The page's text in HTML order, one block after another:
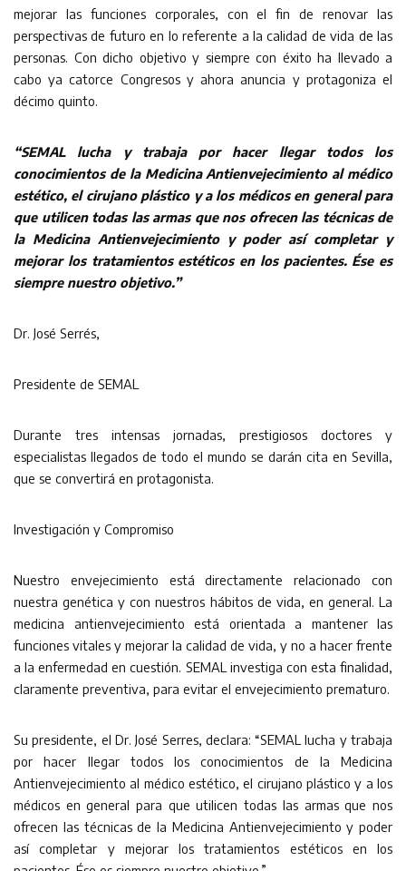
mejorar las funciones corporales, con el fin de renovar las
perspectivas de futuro en lo referente a la calidad de vida de las
personas. Con dicho objetivo y siempre con éxito ha llevado a
cabo ya catorce Congresos y ahora anuncia y protagoniza el
décimo quinto.
“SEMAL lucha y trabaja por hacer llegar todos los
conocimientos de la Medicina Antienvejecimiento al médico
estético, el cirujano plástico y a los médicos en general para
que utilicen todas las armas que nos ofrecen las técnicas de
la Medicina Antienvejecimiento y poder así completar y
mejorar los tratamientos estéticos en los pacientes. Ése es
siempre nuestro objetivo.”
Dr. José Serrés,
Presidente de SEMAL
Durante tres intensas jornadas, prestigiosos doctores y
especialistas llegados de todo el mundo se darán cita en Sevilla,
que se convertirá en protagonista.
Investigación y Compromiso
Nuestro envejecimiento está directamente relacionado con
nuestra genética y con nuestros hábitos de vida, en general. La
medicina antienvejecimiento está orientada a mantener las
funciones vitales y mejorar la calidad de vida, y no a hacer frente
a la enfermedad en cuestión. SEMAL investiga con esta finalidad,
claramente preventiva, para evitar el envejecimiento prematuro.
Su presidente, el Dr. José Serres, declara: “SEMAL lucha y trabaja
por hacer llegar todos los conocimientos de la Medicina
Antienvejecimiento al médico estético, el cirujano plástico y a los
médicos en general para que utilicen todas las armas que nos
ofrecen las técnicas de la Medicina Antienvejecimiento y poder
así completar y mejorar los tratamientos estéticos en los